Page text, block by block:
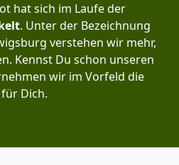
hat sich im Laufe der
. Unter der Bezeichnung
verstehen wir mehr,
Kennst Du schon unseren
wir im Vorfeld die
Dich.